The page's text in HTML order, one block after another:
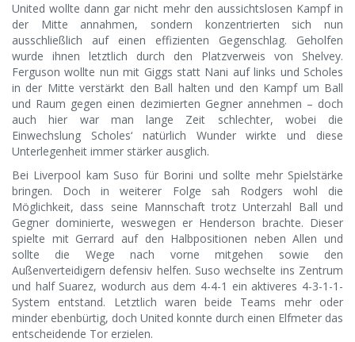
United wollte dann gar nicht mehr den aussichtslosen Kampf in
der Mitte annahmen, sondern konzentrierten sich nun
ausschließlich auf einen effizienten Gegenschlag. Geholfen
wurde ihnen letztlich durch den Platzverweis von Shelvey.
Ferguson wollte nun mit Giggs statt Nani auf links und Scholes
in der Mitte verstärkt den Ball halten und den Kampf um Ball
und Raum gegen einen dezimierten Gegner annehmen – doch
auch hier war man lange Zeit schlechter, wobei die
Einwechslung Scholes‘ natürlich Wunder wirkte und diese
Unterlegenheit immer stärker ausglich.
Bei Liverpool kam Suso für Borini und sollte mehr Spielstärke
bringen. Doch in weiterer Folge sah Rodgers wohl die
Möglichkeit, dass seine Mannschaft trotz Unterzahl Ball und
Gegner dominierte, weswegen er Henderson brachte. Dieser
spielte mit Gerrard auf den Halbpositionen neben Allen und
sollte die Wege nach vorne mitgehen sowie den
Außenverteidigern defensiv helfen. Suso wechselte ins Zentrum
und half Suarez, wodurch aus dem 4-4-1 ein aktiveres 4-3-1-1-
System entstand. Letztlich waren beide Teams mehr oder
minder ebenbürtig, doch United konnte durch einen Elfmeter das
entscheidende Tor erzielen.